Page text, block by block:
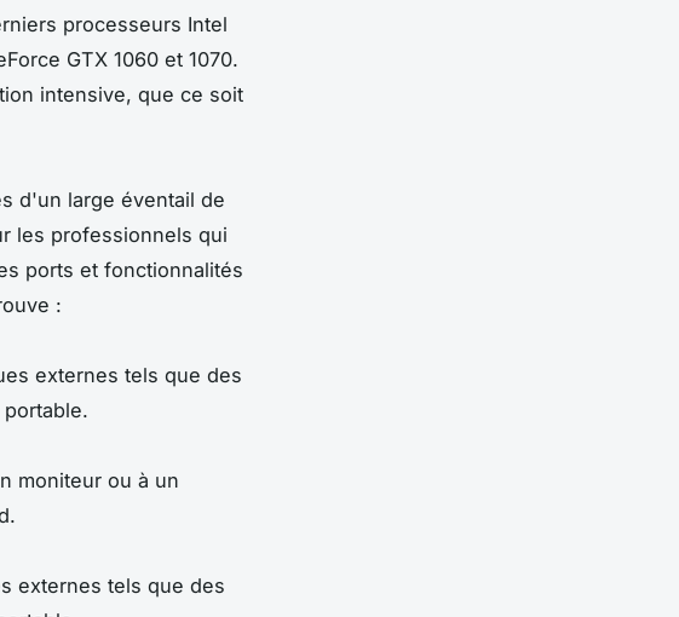
processeurs Intel
GTX 1060 et 1070.
intensive, que ce soit
d'un large éventail de
les professionnels qui
ports et fonctionnalités
:
externes tels que des
moniteur ou à un
externes tels que des